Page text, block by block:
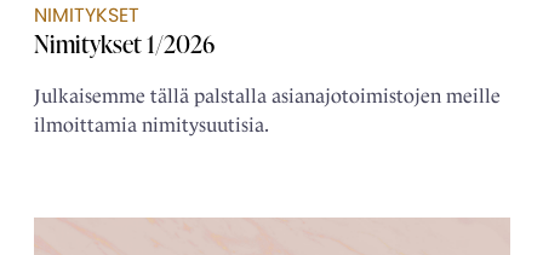
NIMITYKSET
Nimitykset 1/2026
Julkaisemme tällä palstalla asianajotoimistojen meille
ilmoittamia nimitysuutisia.